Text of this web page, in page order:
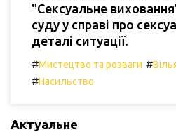
"Сексуальне
суду у справі про
деталі ситуації.
#Мистецтво та розваги #
#Насильство
Актуальне